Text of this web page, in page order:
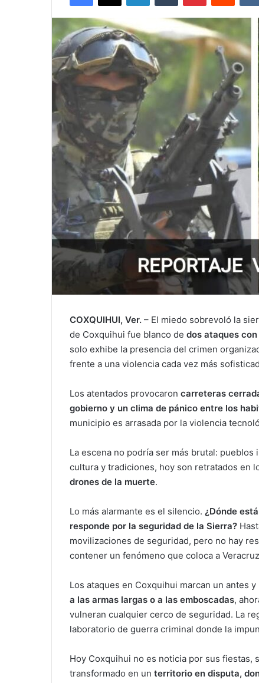
COXQUIHUI, Ver. – El miedo sobrevoló la
de Coxquihui fue blanco de dos ataques
solo exhibe la presencia del crimen
frente a una violencia cada vez más
Los atentados provocaron carreteras
gobierno y un clima de pánico entre los
municipio es arrasada por la violencia
La escena no podría ser más brutal:
cultura y tradiciones, hoy son retratados en
drones de la muerte.
Lo más alarmante es el silencio. ¿Dónde
responde por la seguridad de la Sierra?
movilizaciones de seguridad, pero no hay
contener un fenómeno que coloca a
Los ataques en Coxquihui marcan un antes
a las armas largas o a las emboscadas,
vulneran cualquier cerco de seguridad. La
laboratorio de guerra criminal donde la
Hoy Coxquihui no es noticia por sus
transformado en un territorio en disputa,